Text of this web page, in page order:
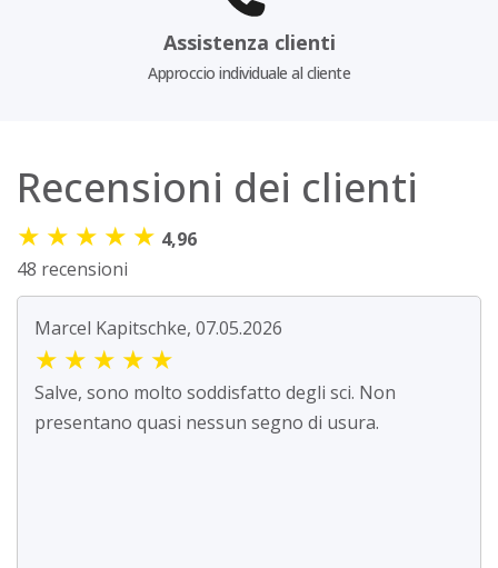
Assistenza clienti
Approccio individuale al cliente
Recensioni dei clienti
★ ★ ★ ★ ★ 4,96
48 recensioni
Marcel Kapitschke, 07.05.2026
★ ★ ★ ★ ★
Salve, sono molto soddisfatto degli sci. Non
presentano quasi nessun segno di usura.